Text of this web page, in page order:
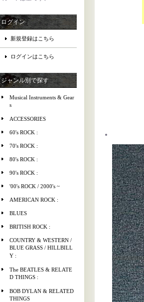
ログイン
新規登録はこちら
ログインはこちら
ジャンル別で探す
Musical Instruments & Gear
s
ACCESSORIES
60's ROCK :
70's ROCK :
80's ROCK :
90's ROCK :
'00's ROCK / 2000's ~
AMERICAN ROCK :
BLUES
BRITISH ROCK :
COUNTRY & WESTERN /
BLUE GRASS / HILLBILL
Y :
The BEATLES & RELATE
D THINGS :
BOB DYLAN & RELATED
THINGS